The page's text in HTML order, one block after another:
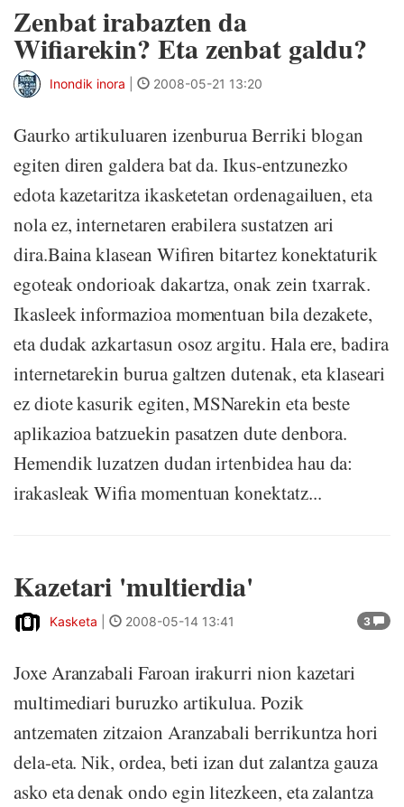
Zenbat irabazten da
Wifiarekin? Eta zenbat galdu?
Inondik inora 2008-05-21 13:20
Gaurko artikuluaren izenburua Berriki blogan
egiten diren galdera bat da. Ikus-entzunezko
edota kazetaritza ikasketetan ordenagailuen, eta
nola ez, internetaren erabilera sustatzen ari
dira.Baina klasean Wifiren bitartez konektaturik
egoteak ondorioak dakartza, onak zein txarrak.
Ikasleek informazioa momentuan bila dezakete,
eta dudak azkartasun osoz argitu. Hala ere, badira
internetarekin burua galtzen dutenak, eta klaseari
ez diote kasurik egiten, MSNarekin eta beste
aplikazioa batzuekin pasatzen dute denbora.
Hemendik luzatzen dudan irtenbidea hau da:
irakasleak Wifia momentuan konektatz...
Kazetari 'multierdia'
3
Kasketa 2008-05-14 13:41
Joxe Aranzabali Faroan irakurri nion kazetari
multimediari buruzko artikulua. Pozik
antzematen zitzaion Aranzabali berrikuntza hori
dela-eta. Nik, ordea, beti izan dut zalantza gauza
asko eta denak ondo egin litezkeen, eta zalantza